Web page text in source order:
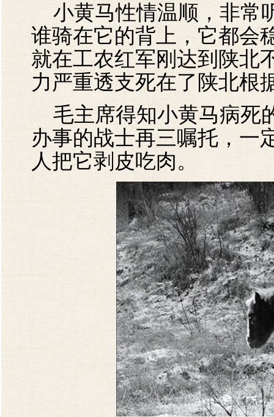
小黄马性情温顺，非常
谁骑在它的背上，它都会
就在工农红军刚达到陕北
力严重透支死在了陕北根
毛主席得知小黄马病死
办事的战士再三嘱托，一
人把它剥皮吃肉。